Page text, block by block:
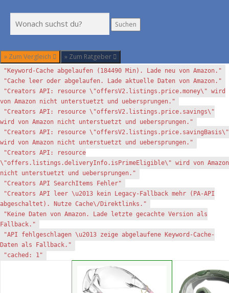
Suchen
» Zum Vergleich » Zum Ratgeber
"Keyword-Cache abgelaufen (184490 Min). Lade neu von Amazon."
"Cache leer oder abgelaufen. Lade aktuelle Daten von Amazon."
"Creators API: resource \"offersV2.listings.price.money\" wird
von Amazon nicht unterstuetzt und uebersprungen."
"Creators API: resource \"offersV2.listings.price.savings\"
wird von Amazon nicht unterstuetzt und uebersprungen."
"Creators API: resource \"offersV2.listings.price.savingBasis\"
wird von Amazon nicht unterstuetzt und uebersprungen."
"Creators API: resource
\"offers.listings.deliveryInfo.isPrimeEligible\" wird von Amazon
nicht unterstuetzt und uebersprungen."
"Creators API SearchItems Fehler"
"Creators API leer \u2013 kein Legacy-Fallback mehr (PA-API
abgeschaltet). Nutze Cache\/Direktlinks."
"Keine Daten von Amazon. Lade letzte gecachte Version als
Fallback."
"API fehlgeschlagen \u2013 zeige abgelaufene Keyword-Cache-
Daten als Fallback."
"cached: 1"